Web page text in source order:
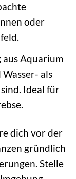
oder
aus Aquarium
als
Ideal für
dich vor der
gründlich
Stelle